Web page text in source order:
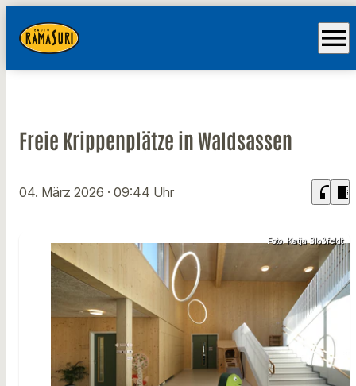
menu
Freie Krippenplätze in Waldsassen
04. März 2026 · 09:44 Uhr headphones chrome_reader_mode
Foto: Katja Bloßfeldt